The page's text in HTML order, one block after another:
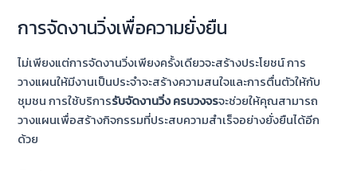
การจัดงานวิ่งเพื่อความยั่งยืน
ไม่เพียงแต่การจัดงานวิ่งเพียงครั้งเดียวจะสร้างประโยชน์ การ
วางแผนให้มีงานเป็นประจำจะสร้างความสนใจและการตื่นตัวให้กับ
ชุมชน การใช้บริการรับจัดงานวิ่ง ครบวงจรจะช่วยให้คุณสามารถ
วางแผนเพื่อสร้างกิจกรรมที่ประสบความสำเร็จอย่างยั่งยืนได้อีก
ด้วย